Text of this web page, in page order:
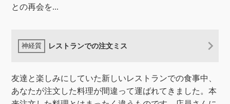
との再会を...
レストランでの注文ミス
友達と楽しみにしていた新しいレストランでの食事中、
あなたが注文した料理が間違って運ばれてきました。本